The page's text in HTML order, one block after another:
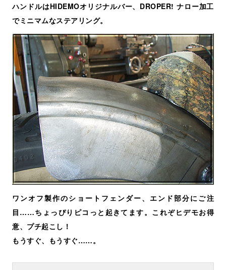
ハンドルはHIDEMOオリジナルバー、DROPER! ナロー加工
でミニマムなステアリング。
ワンオフ製作のショートフェンダー、エンド部分にご注
目……ちょっぴりピコっと起きてます。これぞヒデモお得
意、プチ起こし！
もうすぐ、もうすぐ……。